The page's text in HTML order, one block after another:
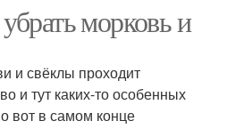
морковь и
и свёклы проходит
и тут каких-то особенных
вот в самом конце